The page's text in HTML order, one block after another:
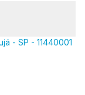
- SP - 11440001